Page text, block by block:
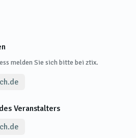
melden Sie sich bitte bei ztix.
Veranstalters